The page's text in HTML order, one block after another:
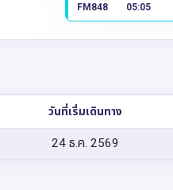
FM848 05:05
วันที่เริ่มเดินทาง
24 ธ.ค. 2569